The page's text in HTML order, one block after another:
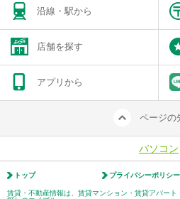
沿線・駅から
店舗を探す
アプリから
ページの
パソコン
トップ プライバシーポリシー
賃貸・不動産情報は、賃貸マンション・賃貸アパー